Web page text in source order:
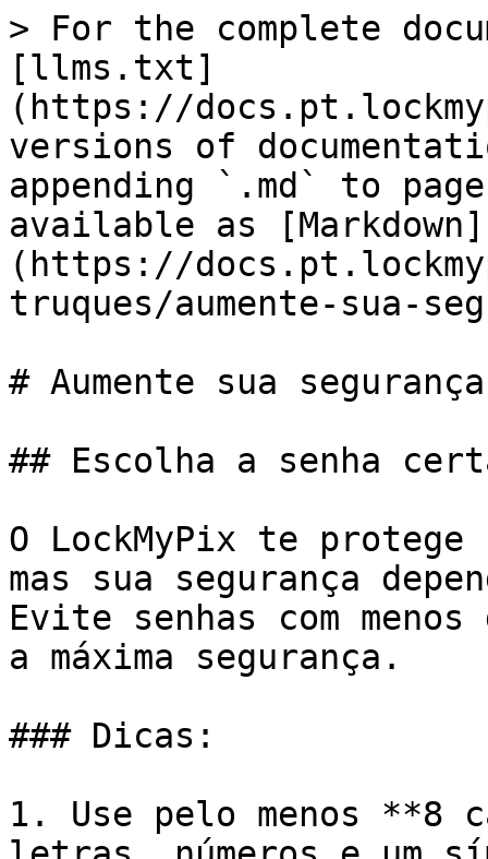
> For the complete
[llms.txt]
(https://
versions of
appending `.md` to
available as [Markdown]
(https://
truques/aumente-sua-
# Aumente sua segurança
## Escolha a senha
O LockMyPix te
mas sua segurança
Evite senhas com
a máxima segurança.
### Dicas:
1. Use pelo menos **8